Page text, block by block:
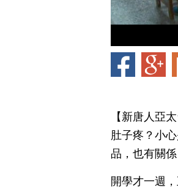
【新唐人亞
肚子疼？小
品，也有關
開學才一週